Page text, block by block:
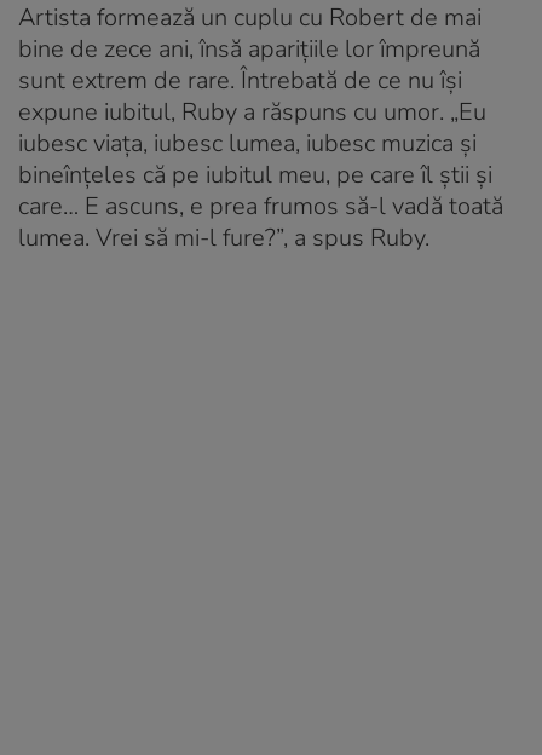
Artista formează un cuplu cu Robert de mai
bine de zece ani, însă aparițiile lor împreună
sunt extrem de rare. Întrebată de ce nu își
expune iubitul, Ruby a răspuns cu umor. „Eu
iubesc viața, iubesc lumea, iubesc muzica și
bineînțeles că pe iubitul meu, pe care îl știi și
care… E ascuns, e prea frumos să-l vadă toată
lumea. Vrei să mi-l fure?”, a spus Ruby.